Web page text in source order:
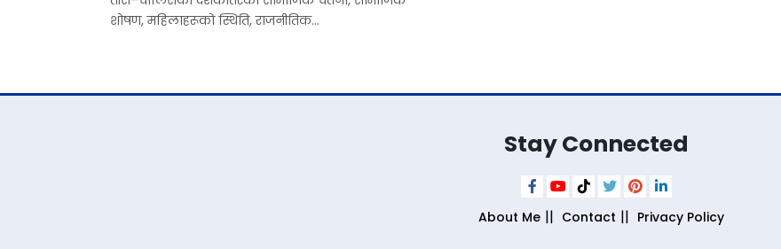
शोषण, महिलाहरूको स्थिति, राजनीतिक...
Stay Connected
About Me Contact Privacy Policy